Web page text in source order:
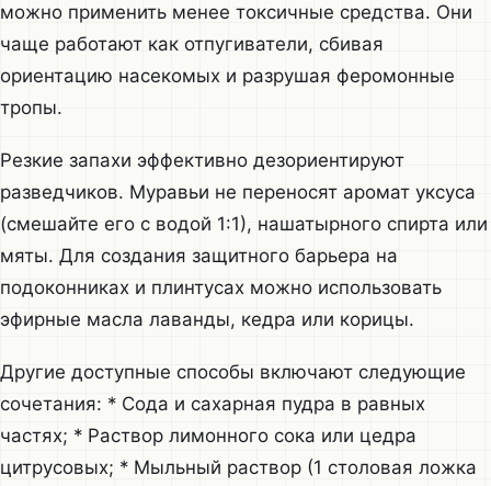
можно применить менее токсичные средства. Они
чаще работают как отпугиватели, сбивая
ориентацию насекомых и разрушая феромонные
тропы.
Резкие запахи эффективно дезориентируют
разведчиков. Муравьи не переносят аромат уксуса
(смешайте его с водой 1:1), нашатырного спирта или
мяты. Для создания защитного барьера на
подоконниках и плинтусах можно использовать
эфирные масла лаванды, кедра или корицы.
Другие доступные способы включают следующие
сочетания: * Сода и сахарная пудра в равных
частях; * Раствор лимонного сока или цедра
цитрусовых; * Мыльный раствор (1 столовая ложка